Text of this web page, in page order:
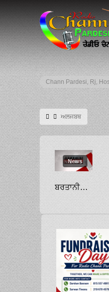
ਅਲਜਬਥ
News
ਬਰਤਾਨੀਆ ਦੀ ਮਹਾਰਾਣੀ ਅਲਿਜ਼ਬੈਥ ਦੋਇਮ ਦਾ ਦੇਹਾਂਤ